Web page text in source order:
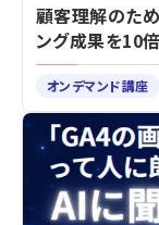
顧客理解のた
ング成果を10
オンデマンド講座